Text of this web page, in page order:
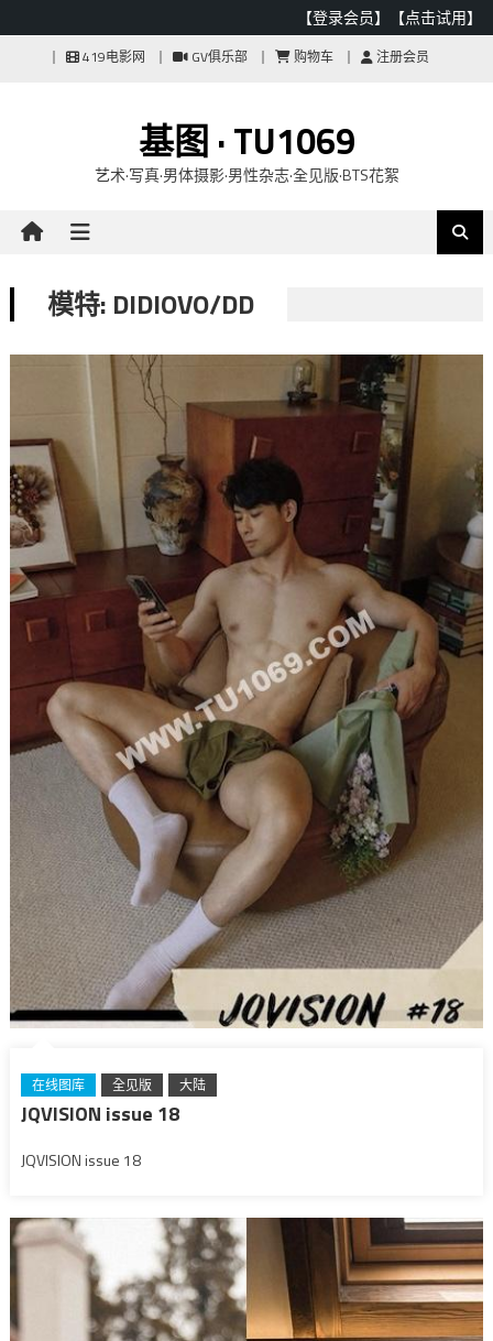
【登录会员】 【点击试用】
419电影网 GV俱乐部 购物车 注册会员
基图 · TU1069
艺术·写真·男体摄影·男性杂志·全见版·BTS花絮
模特: DIDIOVO/DD
在线图库 全见版 大陆
JQVISION issue 18
JQVISION issue 18